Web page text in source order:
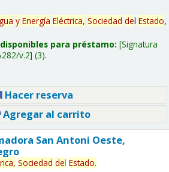
y Energía Eléctrica, Sociedad del Estado,
para préstamo: Signatura
v.2 (3).
Hacer reserva
Agregar al carrito
San Antoni Oeste,
Sociedad del Estado.